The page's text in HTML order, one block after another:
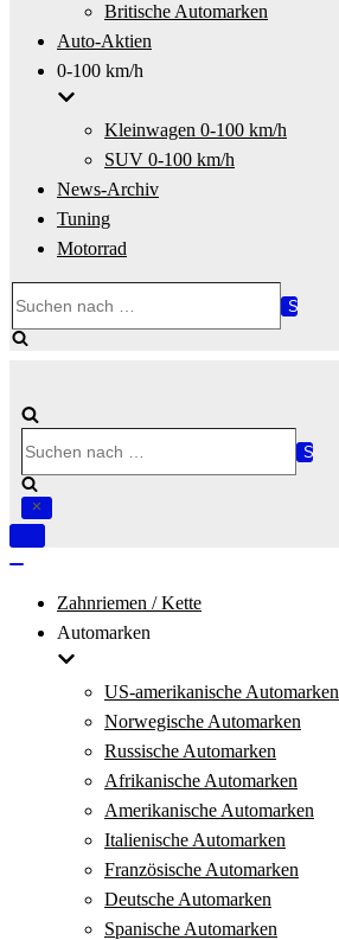
Britische Automarken
Auto-Aktien
0-100 km/h
Kleinwagen 0-100 km/h
SUV 0-100 km/h
News-Archiv
Tuning
Motorrad
nach …
nach …
Navigation
Zahnriemen / Kette
Automarken
US-amerikanische Automarken
Norwegische Automarken
Russische Automarken
Afrikanische Automarken
Amerikanische Automarken
Italienische Automarken
Französische Automarken
Deutsche Automarken
Spanische Automarken